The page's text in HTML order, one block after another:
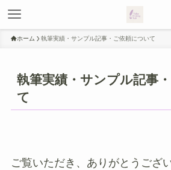
ホーム 執筆実績・サンプル記事・ご依頼について
執筆実績・サンプル記事
て
ご覧いただき、ありがとうござ